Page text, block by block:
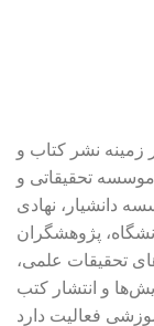
زمینه نشر کتاب و
تحقیقاتی و
دانشیار، نهادی
پژوهشگران
تحقیقات علمی،
و انتشار کتب
فعالیت دارد